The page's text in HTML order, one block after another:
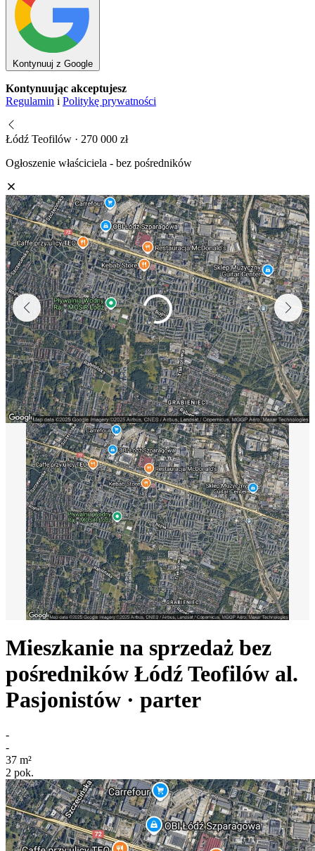
Kontynuuj z Google
Kontynuując akceptujesz
Regulamin i Politykę prywatności
Łódź Teofilów · 270 000 zł
Ogłoszenie właściciela - bez pośredników
Mieszkanie na sprzedaż bez
pośredników Łódź Teofilów al.
Pasjonistów · parter
-
-
37 m²
2 pok.